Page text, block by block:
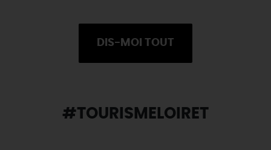
DIS-MOI TOUT
#TOURISMELOIRET